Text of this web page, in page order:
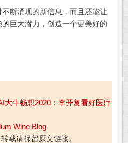
断涌现的新信息，而且还能让
巨大潜力，创造一个更美好的
大牛畅想2020：李开复看好医疗
Wine Blog
载请保留原文链接。